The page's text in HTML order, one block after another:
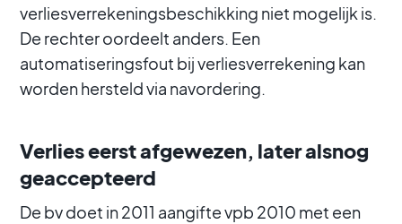
verliesverrekeningsbeschikking niet mogelijk is.
De rechter oordeelt anders. Een
automatiseringsfout bij verliesverrekening kan
worden hersteld via navordering.
Verlies eerst afgewezen, later alsnog
geaccepteerd
De bv doet in 2011 aangifte vpb 2010 met een